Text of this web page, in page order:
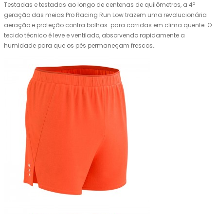
Testadas e testadas ao longo de centenas de quilômetros, a 4ª
geração das meias Pro Racing Run Low trazem uma revolucionária
aeração e proteção contra bolhas para corridas em clima quente. O
tecido técnico é leve e ventilado, absorvendo rapidamente a
humidade para que os pés permaneçam frescos..